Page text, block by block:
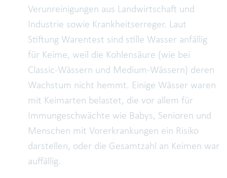
Verunreinigungen aus Landwirtschaft und
Industrie sowie Krankheitserreger. Laut
Stiftung Warentest sind stille Wasser anfällig
für Keime, weil die Kohlensäure (wie bei
Classic-Wässern und Medium-Wässern) deren
Wachstum nicht hemmt. Einige Wässer waren
mit Keimarten belastet, die vor allem für
Immungeschwächte wie Babys, Senioren und
Menschen mit Vorerkrankungen ein Risiko
darstellen, oder die Gesamtzahl an Keimen war
auffällig.